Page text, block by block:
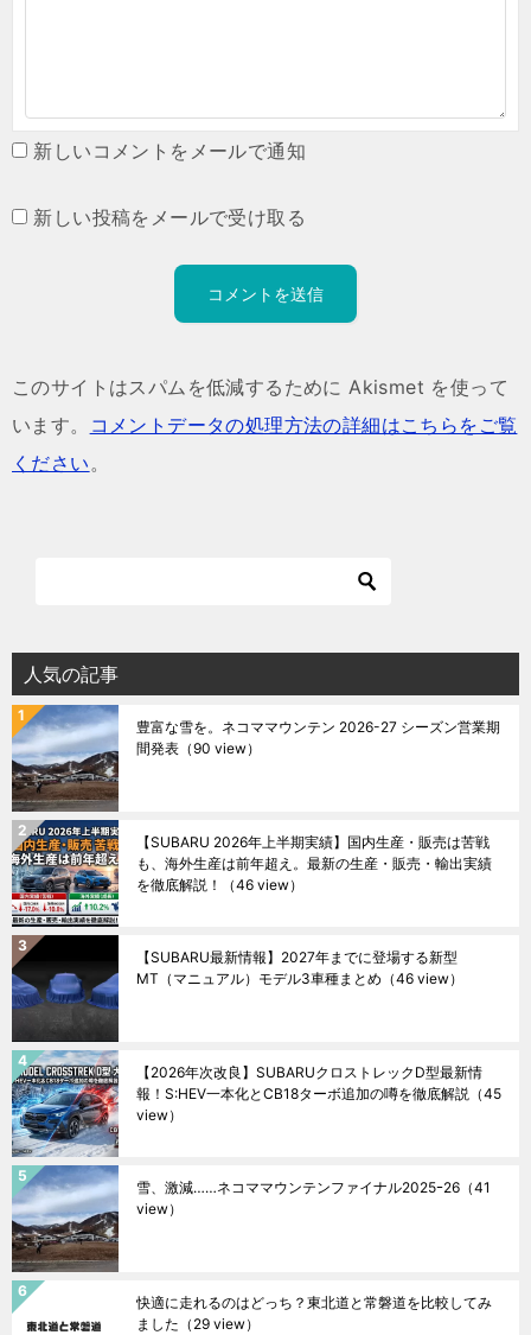
新しいコメントをメールで通知
新しい投稿をメールで受け取る
このサイトはスパムを低減するために Akismet を使って
います。
コメントデータの処理方法の詳細はこちらをご覧
ください。
人気の記事
豊富な雪を。ネコママウンテン 2026-27 シーズン営業期
間発表 （90 view）
【SUBARU 2026年上半期実績】国内生産・販売は苦戦
も、海外生産は前年超え。最新の生産・販売・輸出実績
を徹底解説！
（46 view）
【SUBARU最新情報】2027年までに登場する新型
MT（マニュアル）モデル3車種まとめ （46 view）
【2026年次改良】SUBARUクロストレックD型最新情
報！S:HEV一本化とCB18ターボ追加の噂を徹底解説 （45
view）
雪、激減……ネコママウンテンファイナル2025ｰ26 （41
view）
快適に走れるのはどっち？東北道と常磐道を比較してみ
ました （29 view）